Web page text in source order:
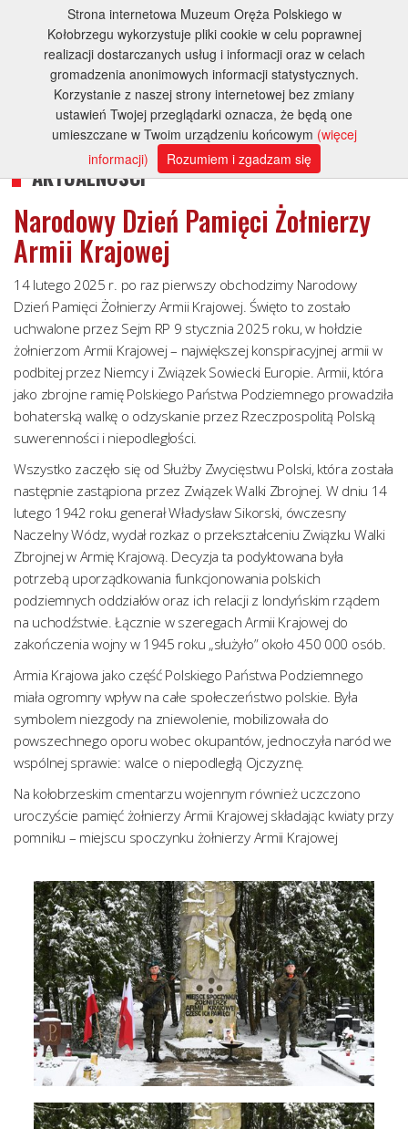
AKTUALNOŚCI
Narodowy Dzień Pamięci Żołnierzy
Armii Krajowej
14 lutego 2025 r. po raz pierwszy obchodzimy Narodowy
Dzień Pamięci Żołnierzy Armii Krajowej. Święto to zostało
uchwalone przez Sejm RP 9 stycznia 2025 roku, w hołdzie
żołnierzom Armii Krajowej – największej konspiracyjnej armii w
podbitej przez Niemcy i Związek Sowiecki Europie. Armii, która
jako zbrojne ramię Polskiego Państwa Podziemnego prowadziła
bohaterską walkę o odzyskanie przez Rzeczpospolitą Polską
suwerenności i niepodległości.
Wszystko zaczęło się od Służby Zwycięstwu Polski, która została
następnie zastąpiona przez Związek Walki Zbrojnej. W dniu 14
lutego 1942 roku generał Władysław Sikorski, ówczesny
Naczelny Wódz, wydał rozkaz o przekształceniu Związku Walki
Zbrojnej w Armię Krajową. Decyzja ta podyktowana była
potrzebą uporządkowania funkcjonowania polskich
podziemnych oddziałów oraz ich relacji z londyńskim rządem
na uchodźstwie. Łącznie w szeregach Armii Krajowej do
zakończenia wojny w 1945 roku „służyło” około 450 000 osób.
Armia Krajowa jako część Polskiego Państwa Podziemnego
miała ogromny wpływ na całe społeczeństwo polskie. Była
symbolem niezgody na zniewolenie, mobilizowała do
powszechnego oporu wobec okupantów, jednoczyła naród we
wspólnej sprawie: walce o niepodległą Ojczyznę.
Na kołobrzeskim cmentarzu wojennym również uczczono
uroczyście pamięć żołnierzy Armii Krajowej składając kwiaty przy
pomniku – miejscu spoczynku żołnierzy Armii Krajowej
Strona internetowa Muzeum Oręża Polskiego w
Kołobrzegu wykorzystuje pliki cookie w celu poprawnej
realizacji dostarczanych usług i informacji oraz w celach
gromadzenia anonimowych informacji statystycznych.
Korzystanie z naszej strony internetowej bez zmiany
ustawień Twojej przeglądarki oznacza, że będą one
umieszczane w Twoim urządzeniu końcowym (więcej
informacji)
Rozumiem i zgadzam się